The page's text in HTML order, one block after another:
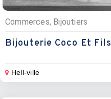
Commerces, Bijoutiers
Bijouterie Coco Et Fils
Hell-ville